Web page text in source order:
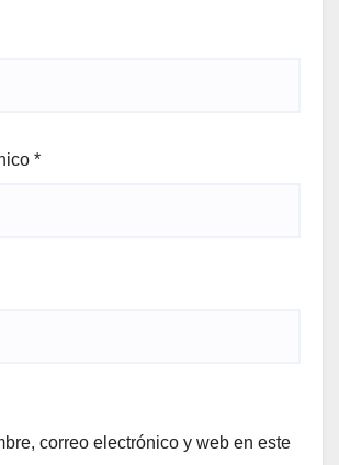
*
correo electrónico y web en este